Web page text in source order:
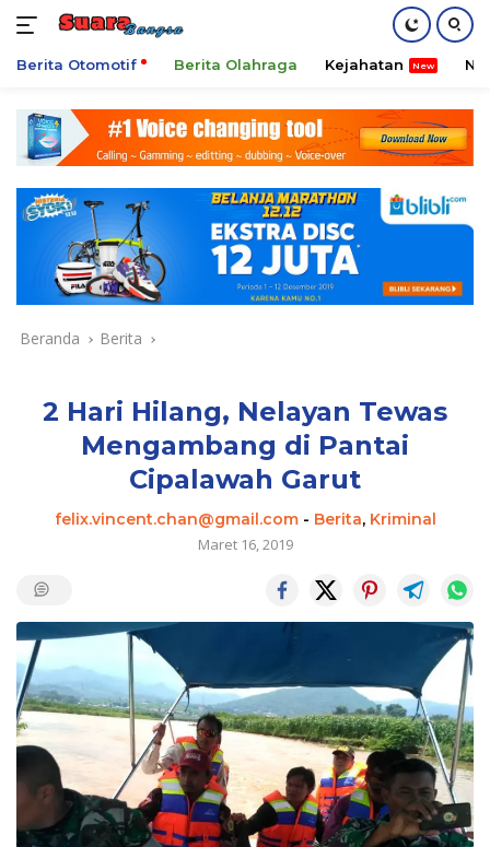
konten
Berita Otomotif Berita Olahraga Kejahatan
Beranda Berita
2 Hari Hilang, Nelayan Tewas
Mengambang di Pantai
Cipalawah Garut
felix.vincent.chan@gmail.com- Berita, Kriminal
Maret 16, 2019